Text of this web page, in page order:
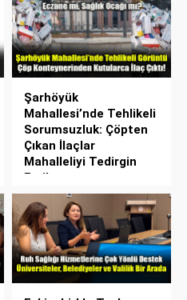
Şarhöyük
Mahallesi’nde Tehlikeli
Sorumsuzluk: Çöpten
Çıkan İlaçlar
Mahalleliyi Tedirgin
Etti!